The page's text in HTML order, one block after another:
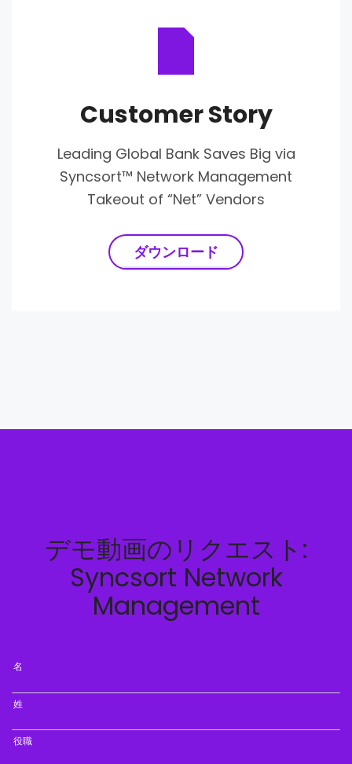
Customer Story
Leading Global Bank Saves Big via
Syncsort™ Network Management
Takeout of “Net” Vendors
ダウンロード
デモ動画のリクエスト:
Syncsort Network
Management
名
姓
役職